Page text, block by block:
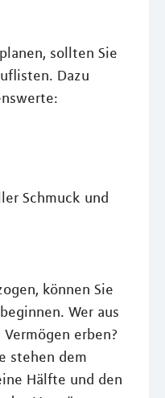
sollten Sie
Dazu
Schmuck und
können Sie
Wer aus
erben?
stehen dem
Hälfte und den